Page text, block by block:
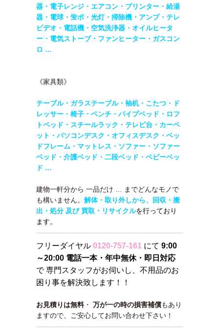
器・電子レンジ・エアコン・ プリンター・給湯
器・電球・蛍ポ・光灯・掃除機・アンプ・テレ
ビデオ・電話機・ 空気洗浄器・オイルヒータ
ー・電気ストーブ・ファンヒーター・ガスコン
ロ …
《家具類》
テーブル・ ガラステーブル・袖机・こたつ・ド
レッサー・椅子・ベンチ・パイプベッド・ロフ
トベッド・ スチールラック・テレビ台・カーペ
ット・パソコンデスク・オフィスデスク・ベッ
ドフレーム・マットレス・ソファー・ソファー
ベッド・介護ベッド・二段ベッド・ ベビーベッ
ド …
建物一軒分から 一品だけ … までどんなモノで
も構いません。 解体・取り外しから、回収・搬
出・処分 及び 買取・リサイクルを行っており
ます。
フリーダイヤル 0120-757-161 にて 9:00
～20:00 電話一本・年中無休・即日対応
で 専門スタッフがお伺いし、不用品のお
困り事を解決致します！！
お見積りは無料・ 万が一の時の損害補償もあり
ますので、ご安心してお問い合わせ下さい！